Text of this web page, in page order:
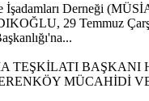
İşadamları Derneği
29 Temmuz